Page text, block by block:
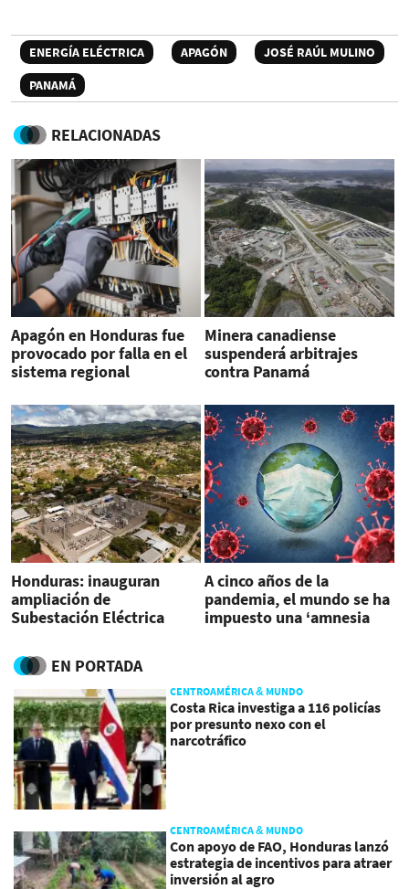
ENERGÍA ELÉCTRICA APAGÓN
JOSÉ RAÚL MULINO
PANAMÁ
RELACIONADAS
Apagón en Honduras fue
provocado por falla en el
sistema regional
Minera canadiense
suspenderá arbitrajes
contra Panamá
Honduras: inauguran
ampliación de
Subestación Eléctrica
A cinco años de la
pandemia, el mundo se ha
impuesto una ‘amnesia
EN PORTADA
CENTROAMÉRICA & MUNDO
Costa Rica investiga a 116 policías
por presunto nexo con el
narcotráfico
CENTROAMÉRICA & MUNDO
Con apoyo de FAO, Honduras lanzó
estrategia de incentivos para atraer
inversión al agro